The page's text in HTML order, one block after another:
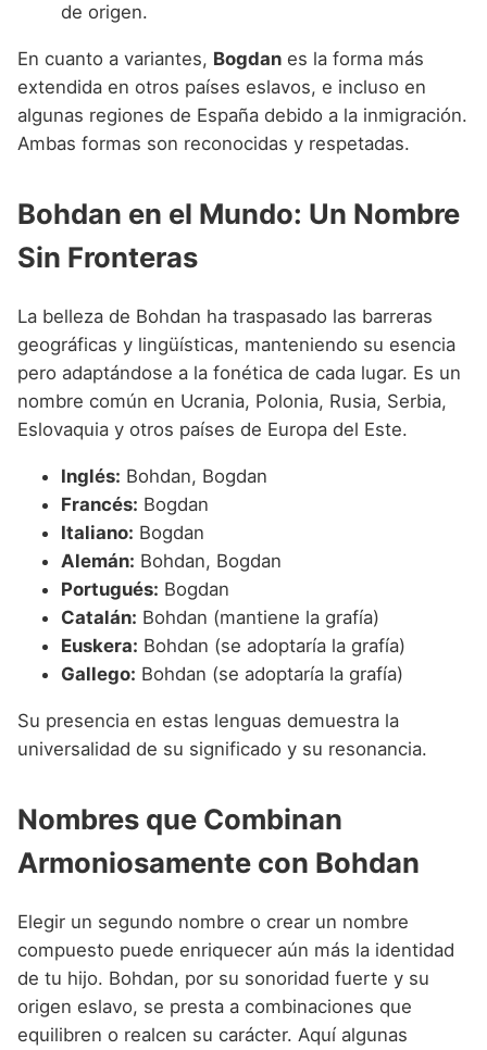
de origen.
En cuanto a variantes, Bogdan es la forma más
extendida en otros países eslavos, e incluso en
algunas regiones de España debido a la inmigración.
Ambas formas son reconocidas y respetadas.
Bohdan en el Mundo: Un Nombre
Sin Fronteras
La belleza de Bohdan ha traspasado las barreras
geográficas y lingüísticas, manteniendo su esencia
pero adaptándose a la fonética de cada lugar. Es un
nombre común en Ucrania, Polonia, Rusia, Serbia,
Eslovaquia y otros países de Europa del Este.
Inglés: Bohdan, Bogdan
Francés: Bogdan
Italiano: Bogdan
Alemán: Bohdan, Bogdan
Portugués: Bogdan
Catalán: Bohdan (mantiene la grafía)
Euskera: Bohdan (se adoptaría la grafía)
Gallego: Bohdan (se adoptaría la grafía)
Su presencia en estas lenguas demuestra la
universalidad de su significado y su resonancia.
Nombres que Combinan
Armoniosamente con Bohdan
Elegir un segundo nombre o crear un nombre
compuesto puede enriquecer aún más la identidad
de tu hijo. Bohdan, por su sonoridad fuerte y su
origen eslavo, se presta a combinaciones que
equilibren o realcen su carácter. Aquí algunas